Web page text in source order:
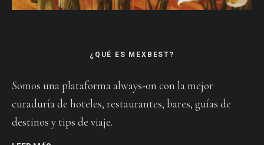
¿QUÉ ES MEXBEST?
Somos una plataforma always-on con la mejor
curaduría de hoteles, restaurantes, bares, guías de
destinos y tips de viaje.